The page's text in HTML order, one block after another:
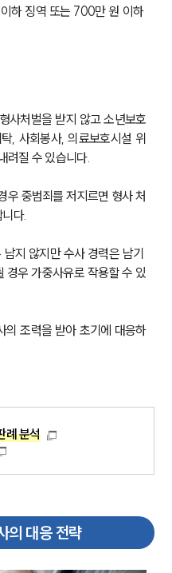
하 징역 또는 700만 원 이하
사처벌을 받지 않고 소년보호
, 사회봉사, 의료보호시설 위
려질 수 있습니다.
우 중범죄를 저지르면 형사 처
다.
지 않지만 수사 경력은 남기
경우 가중사유로 작용할 수 있
의 조력을 받아 초기에 대응하
례 분석
의 대응 전략